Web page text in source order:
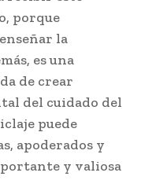
porque
la
es una
de crear
del cuidado del
puede
apoderados y
y valiosa